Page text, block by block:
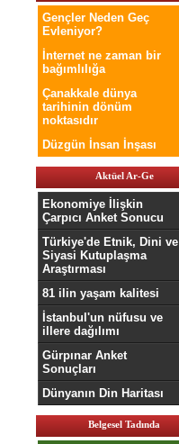
Gençler Neden Geç
Evleniyor?
İnternet ne zaman bir
bağımlılığa
Çanakkale dünya
tarihinin dönüm
noktasıdır
Düzgün İnsan İnşası
Aktüel Ar-Ge
Ekonomiye İlişkin
Çarpıcı Anket Sonucu
Türkiye'de Etnik, Dini ve
Siyasi Kutuplaşma
Araştırması
81 ilin yaşam kalitesi
İstanbul'un nüfusu ve
illere dağılımı
Gürpınar Anket
Sonuçları
Dünyanın Din Haritası
Belgesel Tadında